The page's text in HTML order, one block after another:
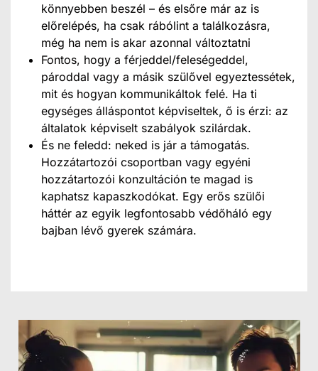
könnyebben beszél – és elsőre már az is
előrelépés, ha csak rábólint a találkozásra,
még ha nem is akar azonnal változtatni
Fontos, hogy a férjeddel/feleségeddel,
pároddal vagy a másik szülővel egyeztessétek,
mit és hogyan kommunikáltok felé. Ha ti
egységes álláspontot képviseltek, ő is érzi: az
általatok képviselt szabályok szilárdak.
És ne feledd: neked is jár a támogatás.
Hozzátartozói csoportban vagy egyéni
hozzátartozói konzultáción te magad is
kaphatsz kapaszkodókat. Egy erős szülői
háttér az egyik legfontosabb védőháló egy
bajban lévő gyerek számára.